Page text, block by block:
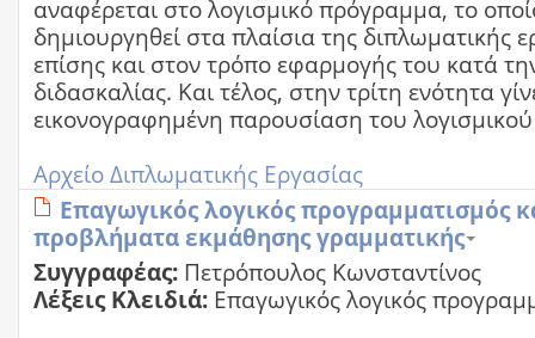
αναφέρεται στο λογισμικό πρόγραμμα, το
δημιουργηθεί στα πλαίσια της διπλωματικής
επίσης και στον τρόπο εφαρμογής του κατά
διδασκαλίας. Και τέλος, στην τρίτη ενότητα
εικονογραφημένη παρουσίαση του
Αρχείο Διπλωματικής Εργασίας
Επαγωγικός λογικός προγραμματισμός
προβλήματα εκμάθησης γραμματικής
Συγγραφέας: Πετρόπουλος Κωνσταντίνος
Λέξεις Κλειδιά: Επαγωγικός λογικός